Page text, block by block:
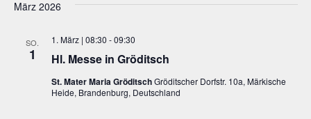
März 2026
SO.
1 Hl. Messe in Gröditsch
1. März | 08:30 -09:30
St. Mater Maria GröditschGröditscher Dorfstr. 10a, Märkische
Heide, Brandenburg, Deutschland